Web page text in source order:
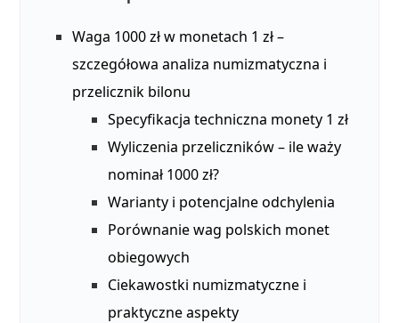
Waga 1000 zł w monetach 1 zł –
szczegółowa analiza numizmatyczna i
przelicznik bilonu
Specyfikacja techniczna monety 1 zł
Wyliczenia przeliczników – ile waży
nominał 1000 zł?
Warianty i potencjalne odchylenia
Porównanie wag polskich monet
obiegowych
Ciekawostki numizmatyczne i
praktyczne aspekty